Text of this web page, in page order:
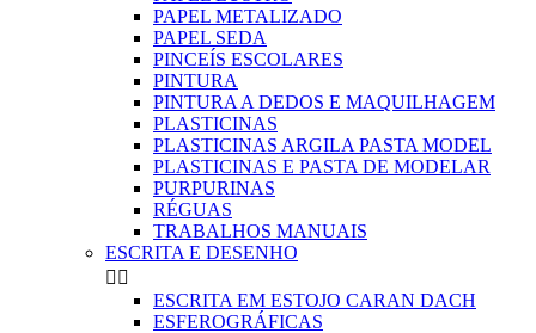
PAPEL METALIZADO
PAPEL SEDA
PINCEÍS ESCOLARES
PINTURA
PINTURA A DEDOS E MAQUILHAGEM
PLASTICINAS
PLASTICINAS ARGILA PASTA MODEL
PLASTICINAS E PASTA DE MODELAR
PURPURINAS
RÉGUAS
TRABALHOS MANUAIS
ESCRITA E DESENHO
 
ESCRITA EM ESTOJO CARAN DACH
ESFEROGRÁFICAS